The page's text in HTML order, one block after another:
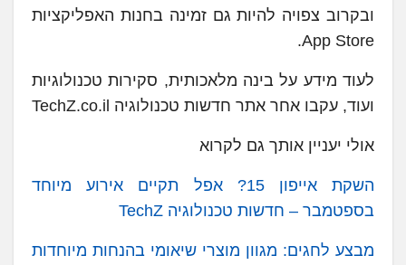
ובקרוב צפויה להיות גם זמינה בחנות האפליקציות
App Store.
לעוד מידע על בינה מלאכותית, סקירות טכנולוגיות
ועוד, עקבו אחר אתר חדשות טכנולוגיה TechZ.co.il
אולי יעניין אותך גם לקרוא
השקת אייפון 15? אפל תקיים אירוע מיוחד
בספטמבר – חדשות טכנולוגיה TechZ
מבצע לחגים: מגוון מוצרי שיאומי בהנחות מיוחדות